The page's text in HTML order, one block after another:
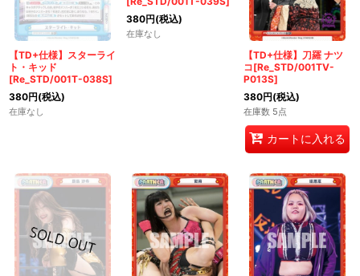
【TD+仕様】スターライ
ト・キッド
[Re_STD/001T-038S]
380円(税込)
在庫なし
380円(税込)
在庫なし
【TD+仕様】刀羅 ナツ
コ[Re_STD/001TV-
P013S]
380円(税込)
在庫数 5点
カートに入れる